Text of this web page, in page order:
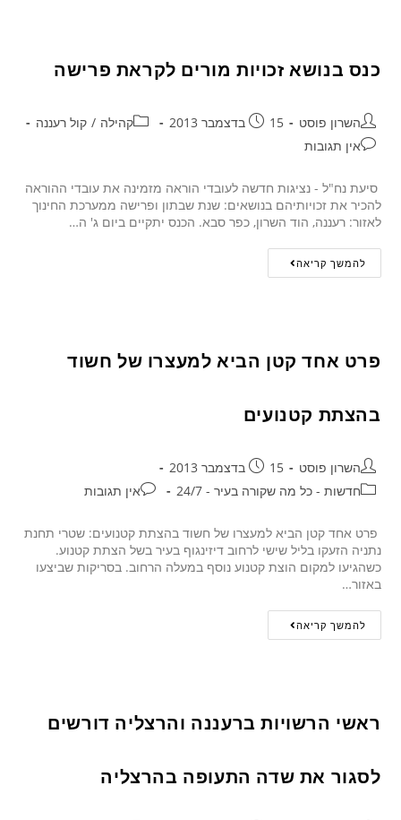
כנס בנושא זכויות מורים לקראת פרישה
השרון פוסט 15 בדצמבר 2013 קהילה / קול רעננה
אין תגובות
סיעת נח"ל - נציגות חדשה לעובדי הוראה מזמינה את עובדי ההוראה
להכיר את זכויותיהם בנושאים: שנת שבתון ופרישה ממערכת החינוך
לאזור: רעננה, הוד השרון, כפר סבא. הכנס יתקיים ביום ג' ה…
להמשך קריאה
פרט אחד קטן הביא למעצרו של חשוד
בהצתת קטנועים
השרון פוסט
15 בדצמבר 2013
חדשות - כל מה שקורה בעיר - 24/7
אין תגובות
פרט אחד קטן הביא למעצרו של חשוד בהצתת קטנועים: שטרי תחנת
נתניה הזעקו בליל שישי לרחוב דיזינגוף בעיר בשל הצתת קטנוע.
כשהגיעו למקום הוצת קטנוע נוסף במעלה הרחוב. בסריקות שביצעו
באזור…
להמשך קריאה
ראשי הרשויות ברעננה והרצליה דורשים
לסגור את שדה התעופה בהרצליה